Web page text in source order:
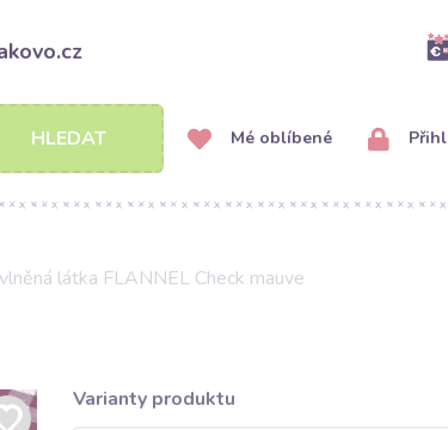
HLEDAT Mé oblíbené
látka FLANNEL Check mauve
Varianty produktu